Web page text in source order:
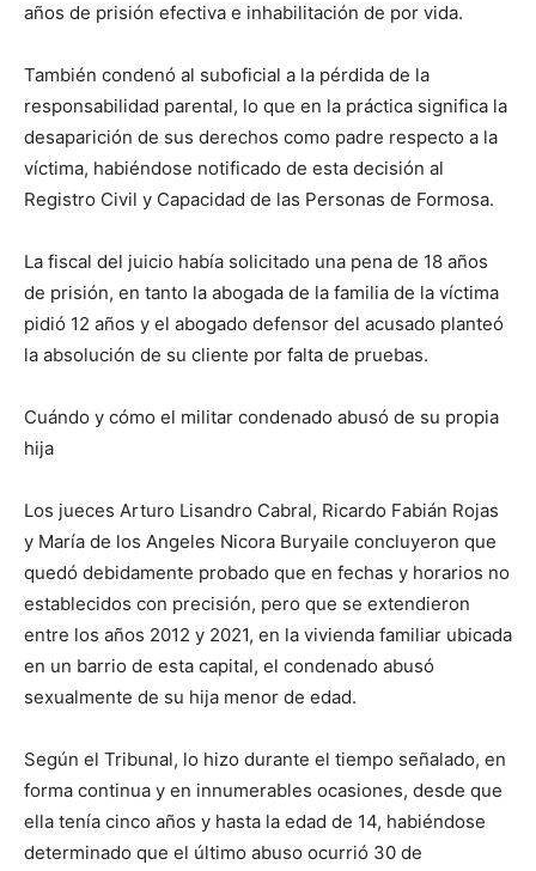
años de prisión efectiva e inhabilitación de por vida.
También condenó al suboficial a la pérdida de la
responsabilidad parental, lo que en la práctica significa la
desaparición de sus derechos como padre respecto a la
víctima, habiéndose notificado de esta decisión al
Registro Civil y Capacidad de las Personas de Formosa.
La fiscal del juicio había solicitado una pena de 18 años
de prisión, en tanto la abogada de la familia de la víctima
pidió 12 años y el abogado defensor del acusado planteó
la absolución de su cliente por falta de pruebas.
Cuándo y cómo el militar condenado abusó de su propia
hija
Los jueces Arturo Lisandro Cabral, Ricardo Fabián Rojas
y María de los Angeles Nicora Buryaile concluyeron que
quedó debidamente probado que en fechas y horarios no
establecidos con precisión, pero que se extendieron
entre los años 2012 y 2021, en la vivienda familiar ubicada
en un barrio de esta capital, el condenado abusó
sexualmente de su hija menor de edad.
Según el Tribunal, lo hizo durante el tiempo señalado, en
forma continua y en innumerables ocasiones, desde que
ella tenía cinco años y hasta la edad de 14, habiéndose
determinado que el último abuso ocurrió 30 de